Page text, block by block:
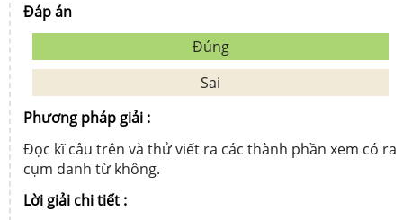
Đáp án
Đúng
Sai
Phương pháp giải :
Đọc kĩ câu trên và thử viết ra các thành phần xem có ra
cụm danh từ không.
Lời giải chi tiết :